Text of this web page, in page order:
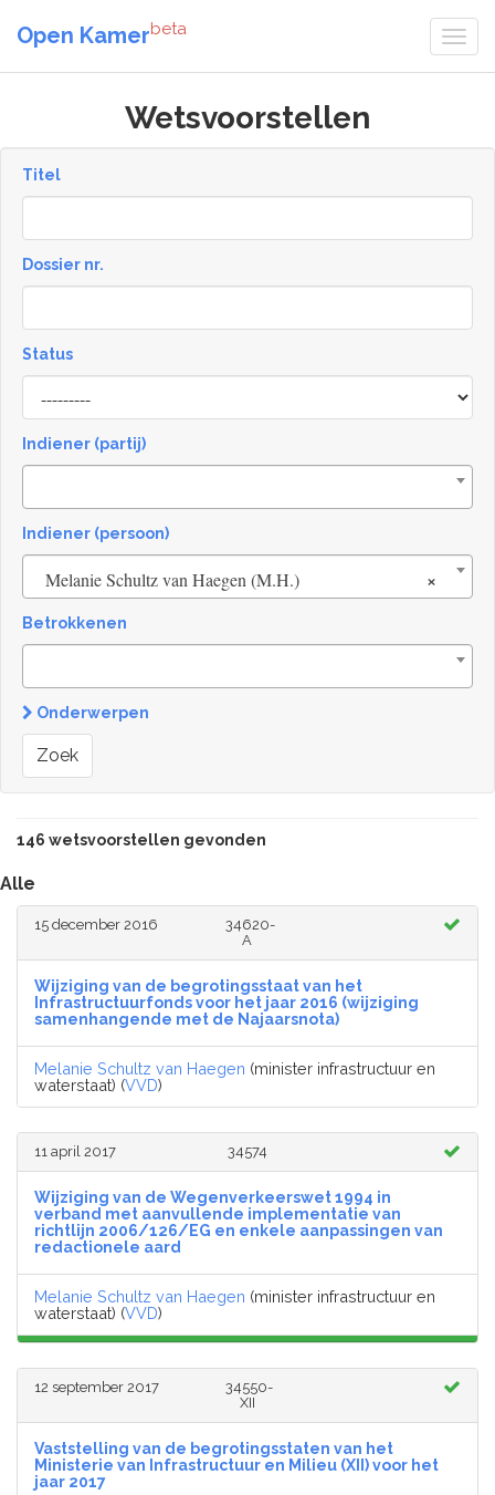
Open Kamerbeta
Wetsvoorstellen
Titel
Dossier nr.
Status
Status
Indiener (partij)
Indiener (persoon)
×
Melanie Schultz van Haegen (M.H.)
Betrokkenen
Onderwerpen
Zoek
146 wetsvoorstellen gevonden
Alle
15 december 2016
34620-
A
Wijziging van de begrotingsstaat van het
Infrastructuurfonds voor het jaar 2016 (wijziging
samenhangende met de Najaarsnota)
Melanie Schultz van Haegen (minister infrastructuur en
waterstaat) (VVD)
11 april 2017 34574
Wijziging van de Wegenverkeerswet 1994 in
verband met aanvullende implementatie van
richtlijn 2006/126/EG en enkele aanpassingen van
redactionele aard
Melanie Schultz van Haegen (minister infrastructuur en
waterstaat) (VVD)
12 september 2017
34550-
XII
Vaststelling van de begrotingsstaten van het
Ministerie van Infrastructuur en Milieu (XII) voor het
jaar 2017